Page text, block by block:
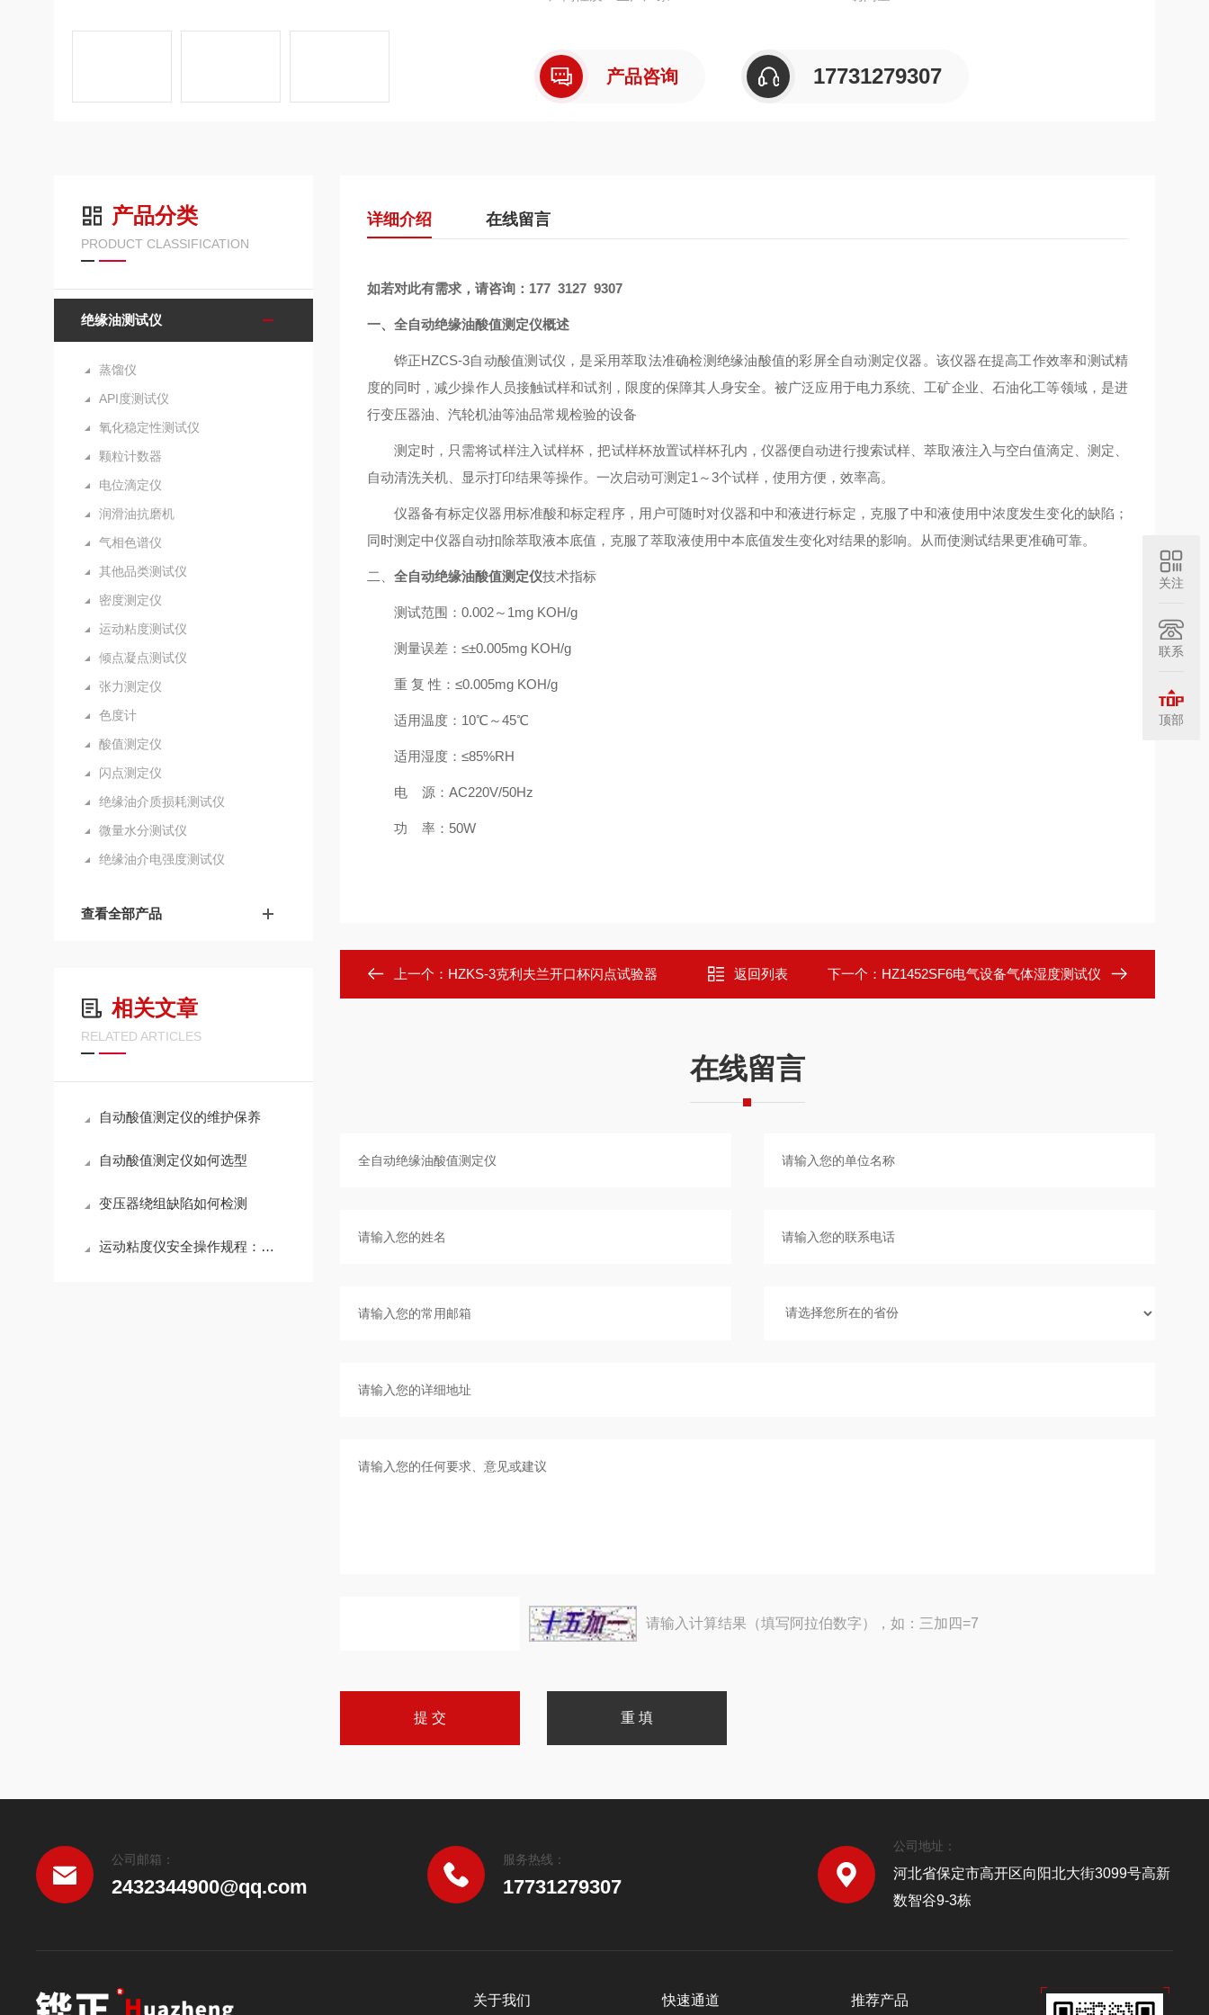
产品咨询 17731279307
产品分类
PRODUCT CLASSIFICATION
绝缘油测试仪
蒸馏仪
API度测试仪
氧化稳定性测试仪
颗粒计数器
电位滴定仪
润滑油抗磨机
气相色谱仪
其他品类测试仪
密度测定仪
运动粘度测试仪
倾点凝点测试仪
张力测定仪
色度计
酸值测定仪
闪点测定仪
绝缘油介质损耗测试仪
微量水分测试仪
绝缘油介电强度测试仪
查看全部产品
相关文章
RELATED ARTICLES
自动酸值测定仪的维护保养
自动酸值测定仪如何选型
变压器绕组缺陷如何检测
运动粘度仪安全操作规程：这几条疏忽了轻则损仪器重则出事故
详细介绍 在线留言
如若对此有需求，请咨询： 177 3127 9307
一、全自动绝缘油酸值测定仪概述
铧正HZCS-3自动酸值测试仪，是采用萃取法准确检测绝缘油酸值的彩屏全自动测定仪器。该仪器在提高工作效率和测试精
度的同时，减少操作人员接触试样和试剂，限度的保障其人身安全。被广泛应用于电力系统、工矿企业、石油化工等领域，是进
行变压器油、汽轮机油等油品常规检验的设备
测定时，只需将试样注入试样杯，把试样杯放置试样杯孔内，仪器便自动进行搜索试样、萃取液注入与空白值滴定、测定、
自动清洗关机、显示打印结果等操作。一次启动可测定1～3个试样，使用方便，效率高。
仪器备有标定仪器用标准酸和标定程序，用户可随时对仪器和中和液进行标定，克服了中和液使用中浓度发生变化的缺陷；
同时测定中仪器自动扣除萃取液本底值，克服了萃取液使用中本底值发生变化对结果的影响。从而使测试结果更准确可靠。
二、 全自动绝缘油酸值测定仪技术指标
测试范围：0.002～1mg KOH/g
测量误差：≤±0.005mg KOH/g
重 复 性：≤0.005mg KOH/g
适用温度：10℃～45℃
适用湿度：≤85%RH
电 源：AC220V/50Hz
功 率：50W
上一个： HZKS-3克利夫兰开口杯闪点试验器 返回列表 下一个： HZ1452SF6电气设备气体湿度测试仪
在线留言
请输入计算结果（填写阿拉伯数字），如：三加四=7
公司邮箱：
2432344900@qq.com
服务热线：
17731279307
公司地址：
河北省保定市高开区向阳北大街3099号高新
数智谷9-3栋
关于我们 快速通道 推荐产品
关注
联系
顶部